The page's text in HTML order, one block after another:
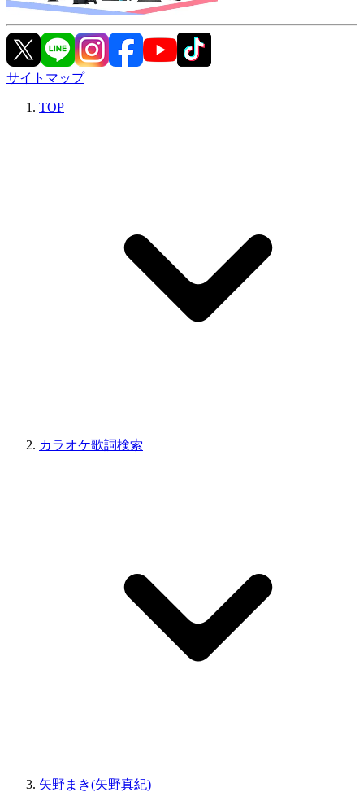
サイトマップ
TOP
カラオケ歌詞検索
矢野まき(矢野真紀)